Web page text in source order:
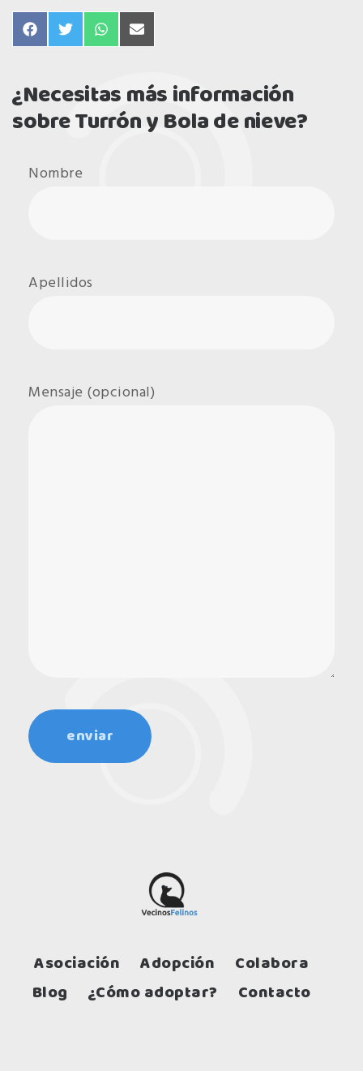
compartir
en
compartir
en
compartir
en
compartir
en
¿Necesitas más información
sobre Turrón y Bola de nieve?
Nombre
Apellidos
Mensaje (opcional)
Asociación Adopción
Colabora
Blog
¿Cómo adoptar? Contacto